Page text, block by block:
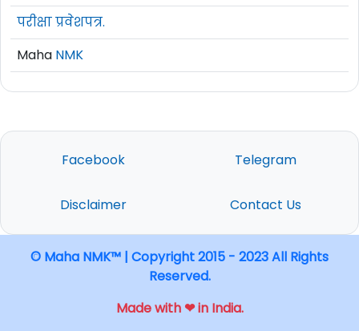
परीक्षा प्रवेशपत्र.
Maha NMK
Facebook Telegram
Disclaimer Contact Us
© Maha NMK™ | Copyright 2015 - 2023 All Rights
Reserved.
Made with ❤ in India.